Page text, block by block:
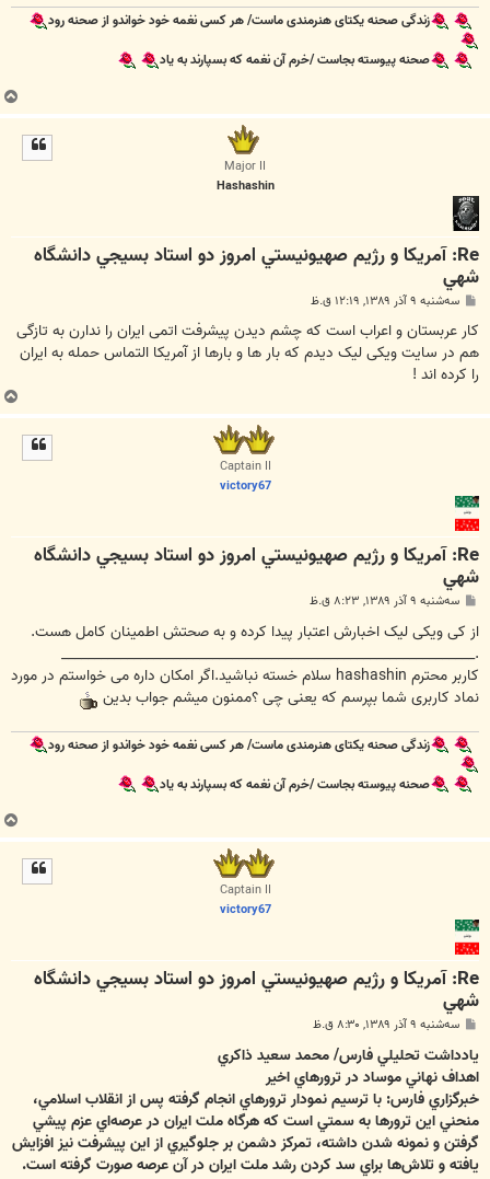
زندگی صحنه یکتای هنرمندی ماست/ هر کسی نغمه خود خواندو از صحنه رود
صحنه پیوسته بجاست /خرم آن نغمه که بسپارند به یاد
ب
ا
Major II
Hashashin
Re: آمريكا و رژيم صهيونيستي امروز دو استاد بسيجي دانشگاه
شهي
پ
ت
سه‌شنبه ۹ آذر ۱۳۸۹, ۱۲:۱۹ ق.ظ
کار عربستان و اعراب است که چشم دیدن پیشرفت اتمی ایران را ندارن به تازگی
هم در سایت ویکی لیک دیدم که بار ها و بارها از آمریکا التماس حمله به ایران
را کرده اند !
ب
ا
Captain II
victory67
Re: آمريكا و رژيم صهيونيستي امروز دو استاد بسيجي دانشگاه
شهي
پ
ت
سه‌شنبه ۹ آذر ۱۳۸۹, ۸:۲۳ ق.ظ
از کی ویکی لیک اخبارش اعتبار پیدا کرده و به صحتش اطمینان کامل هست.
._______________________________________________________________
کاربر محترم hashashin سلام خسته نباشید.اگر امکان داره می خواستم در مورد
نماد کاربری شما بپرسم که یعنی چی ؟ممنون میشم جواب بدین
زندگی صحنه یکتای هنرمندی ماست/ هر کسی نغمه خود خواندو از صحنه رود
صحنه پیوسته بجاست /خرم آن نغمه که بسپارند به یاد
ب
ا
Captain II
victory67
Re: آمريكا و رژيم صهيونيستي امروز دو استاد بسيجي دانشگاه
شهي
پ
ت
سه‌شنبه ۹ آذر ۱۳۸۹, ۸:۳۰ ق.ظ
يادداشت تحليلي فارس/ محمد سعيد ذاكري
اهداف نهاني موساد در ترورهاي اخير
خبرگزاري فارس: با ترسيم نمودار ترورهاي انجام گرفته پس از انقلاب اسلامي،
منحني اين ترورها به سمتي است كه هرگاه ملت ايران در عرصه‌اي عزم پيشي
گرفتن و نمونه شدن داشته، تمركز دشمن بر جلوگيري از اين پيشرفت نيز افزايش
يافته و تلاش‌ها براي سد كردن رشد ملت ايران در آن عرصه صورت گرفته است.